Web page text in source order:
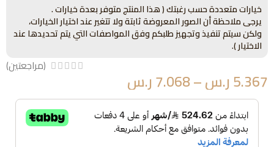
خيارات متعددة حسب رغبتك ( هذا المنتج متوفر بعدة خيارات .
يرجى ملاحظة أن الصور المعروضة ثابتة ولا تتغير عند اختيار الخيارات،
ولكن سيتم تنفيذ وتجهيز طلبكم وفق المواصفات التي يتم تحديدها عند
الاختيار ).
(مراجعتين)
5.367ر.س–
7.068ر.س